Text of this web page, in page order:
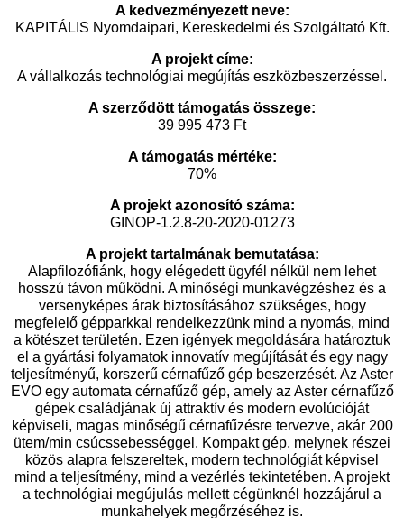
A kedvezményezett neve:
KAPITÁLIS Nyomdaipari, Kereskedelmi és Szolgáltató Kft.
A projekt címe:
A vállalkozás technológiai megújítás eszközbeszerzéssel.
A szerződött támogatás összege:
39 995 473 Ft
A támogatás mértéke:
70%
A projekt azonosító száma:
GINOP-1.2.8-20-2020-01273
A projekt tartalmának bemutatása:
Alapfilozófiánk, hogy elégedett ügyfél nélkül nem lehet
hosszú távon működni. A minőségi munkavégzéshez és a
versenyképes árak biztosításához szükséges, hogy
megfelelő gépparkkal rendelkezzünk mind a nyomás, mind
a kötészet területén. Ezen igények megoldására határoztuk
el a gyártási folyamatok innovatív megújítását és egy nagy
teljesítményű, korszerű cérnafűző gép beszerzését. Az Aster
EVO egy automata cérnafűző gép, amely az Aster cérnafűző
gépek családjának új attraktív és modern evolúcióját
képviseli, magas minőségű cérnafűzésre tervezve, akár 200
ütem/min csúcssebességgel. Kompakt gép, melynek részei
közös alapra felszereltek, modern technológiát képvisel
mind a teljesítmény, mind a vezérlés tekintetében. A projekt
a technológiai megújulás mellett cégünknél hozzájárul a
munkahelyek megőrzéséhez is.